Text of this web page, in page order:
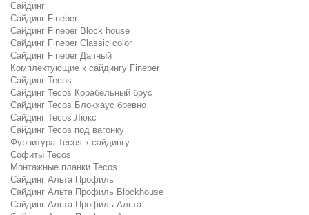
Сайдинг
Сайдинг Fineber
Сайдинг Fineber Block house
Сайдинг Fineber Classic color
Сайдинг Fineber Дачный
Комплектующие к сайдингу Fineber
Сайдинг Tecos
Сайдинг Tecos Корабельный брус
Сайдинг Tecos Блокхаус бревно
Сайдинг Tecos Люкс
Сайдинг Tecos под вагонку
Фурнитура Tecos к сайдингу
Софиты Tecos
Монтажные планки Tecos
Сайдинг Альта Профиль
Сайдинг Альта Профиль Blockhouse
Сайдинг Альта Профиль Альта